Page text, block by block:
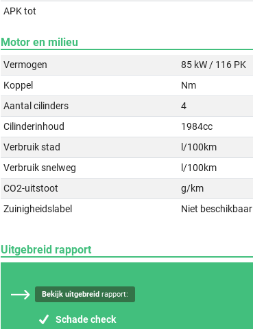
APK tot
Motor en milieu
Vermogen
85 kW / 116 PK
Koppel
Nm
Aantal cilinders
4
Cilinderinhoud
1984cc
Verbruik stad
l/100km
Verbruik snelweg
l/100km
CO2-uitstoot
g/km
Zuinigheidslabel
Niet beschikbaar
Uitgebreid rapport
Bekijk uitgebreid rapport:
Schade check